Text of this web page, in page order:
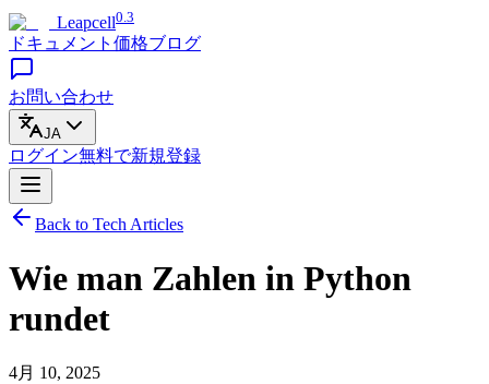
Leapcell0.3
ドキュメント 価格ブログ
お問い合わせ
JA
ログイン無料で新規登録
Back to Tech Articles
Wie man Zahlen in Python
rundet
4月 10, 2025